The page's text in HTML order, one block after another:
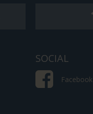
SOCIAL
Facebook